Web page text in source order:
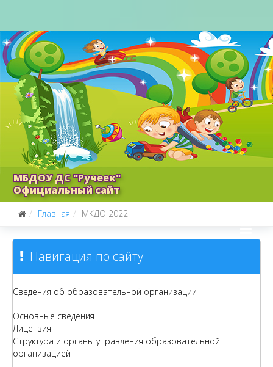
МБДОУ ДС "Ручеек"
Официальный сайт
Главная МКДО 2022
Навигация по сайту
Сведения об образовательной организации
Основные сведения
Лицензия
Структура и органы управления образовательной
организацией